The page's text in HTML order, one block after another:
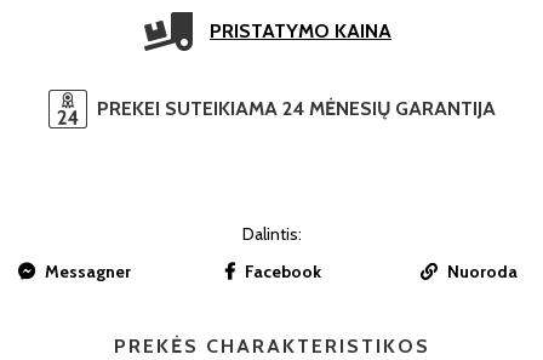
PRISTATYMO KAINA
PREKEI SUTEIKIAMA 24 MĖNESIŲ GARANTIJA
Dalintis:
Messagner
Facebook Nuoroda
PREKĖS CHARAKTERISTIKOS